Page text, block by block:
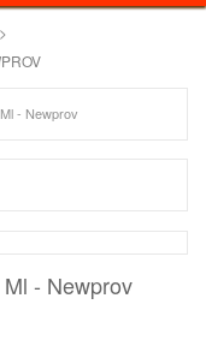
>
- Newprov
- Newprov